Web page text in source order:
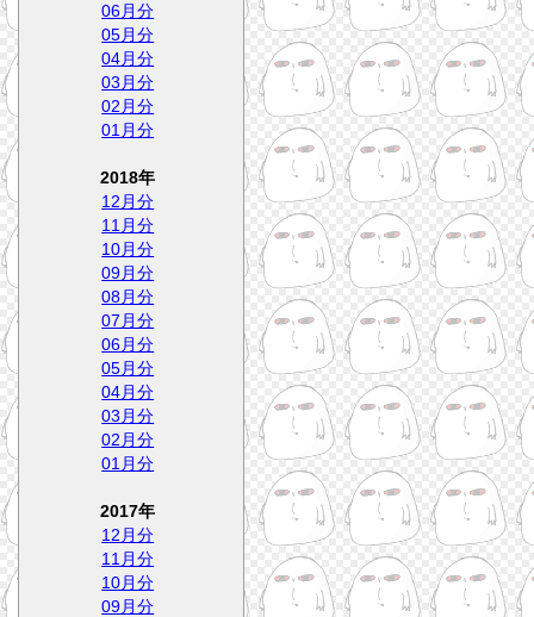
06月分
05月分
04月分
03月分
02月分
01月分
2018年
12月分
11月分
10月分
09月分
08月分
07月分
06月分
05月分
04月分
03月分
02月分
01月分
2017年
12月分
11月分
10月分
09月分